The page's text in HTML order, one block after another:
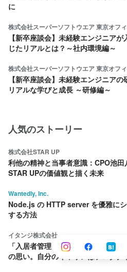
に
株式会社スーパーソフトウエア 東京オフ
【新卒座談会】未経験エンジニア
じたリアルとは？～社内環境編～
株式会社スーパーソフトウエア 東京オフ
【新卒座談会】未経験エンジニアの
リアルな学びと成長 ～研修編～
人気のストーリー
株式会社STAR UP
利他の精神と当事者意識：CPO池田
STAR UPの価値観と描く未来
Wantedly, Inc.
Node.js の HTTP server を優雅に
する方法
イタンジ株式会社
「入居者管理くん」PdM、導入企業
の思い。自分のキャリアはプロダク